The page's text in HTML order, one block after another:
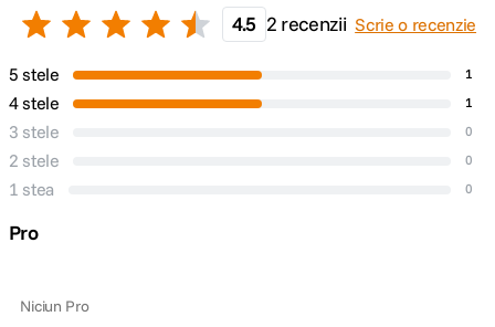
strans
Tip produs
rapida
DETALII PRODUCATOR
4.5 2 recenzii Scrie o recenzie
5 stele 1
4 stele 1
3 stele 0
2 stele 0
1 stea 0
Pro
Niciun Pro